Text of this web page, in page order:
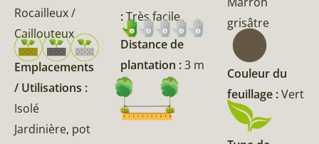
Rocailleux /
Caillouteux
Emplacements
/ Utilisations :
Isolé
Jardinière, pot
:Très facile
Distance de
plantation :3 m
grisâtre
Couleur du
feuillage :Vert